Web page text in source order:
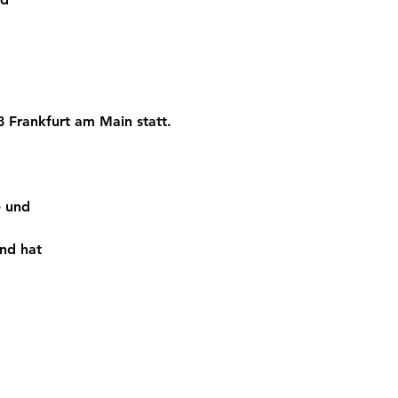
Frankfurt am Main statt.
und
hat